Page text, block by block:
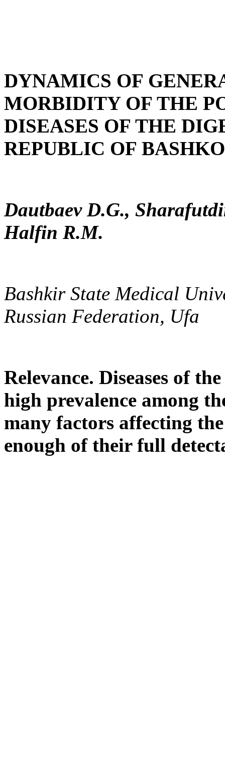
DYNAMICS OF
MORBIDITY OF THE
DISEASES OF THE
REPUBLIC OF
Dautbaev D.G.,
Halfin R.M.
Bashkir State Medical
Russian Federation, Ufa
Relevance. Diseases of
high prevalence among
many factors affecting
enough of their full